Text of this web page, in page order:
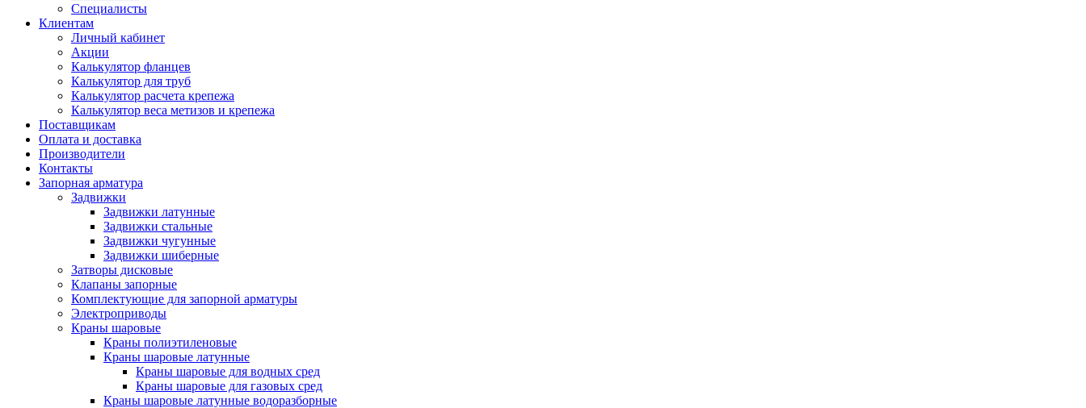
Специалисты
Клиентам
Личный кабинет
Акции
Калькулятор фланцев
Калькулятор для труб
Калькулятор расчета крепежа
Калькулятор веса метизов и крепежа
Поставщикам
Оплата и доставка
Производители
Контакты
Запорная арматура
Задвижки
Задвижки латунные
Задвижки стальные
Задвижки чугунные
Задвижки шиберные
Затворы дисковые
Клапаны запорные
Комплектующие для запорной арматуры
Электроприводы
Краны шаровые
Краны полиэтиленовые
Краны шаровые латунные
Краны шаровые для водных сред
Краны шаровые для газовых сред
Краны шаровые латунные водоразборные